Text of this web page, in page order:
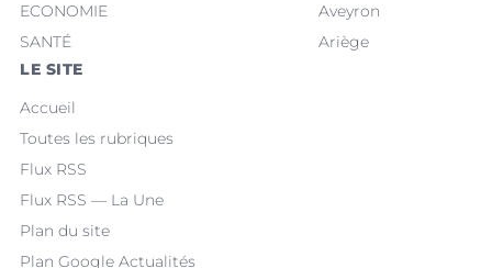
ECONOMIE
SANTÉ
Aveyron
Ariège
LE SITE
Accueil
Toutes les rubriques
Flux RSS
Flux RSS — La Une
Plan du site
Plan Google Actualités